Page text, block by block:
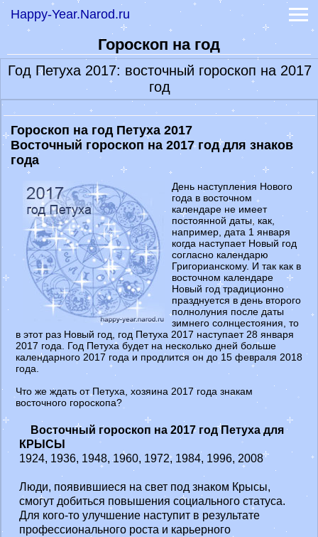
Гороскоп на год
Год Петуха 2017: восточный гороскоп на 2017
год
Гороскоп на год Петуха 2017
Восточный гороскоп на 2017 год для знаков
года
День наступления Нового
года в восточном
календаре не имеет
постоянной даты, как,
например, дата 1 января
когда наступает Новый год
согласно календарю
Григорианскому. И так как в
восточном календаре
Новый год традиционно
празднуется в день второго
полнолуния после даты
зимнего солнцестояния, то
в этот раз Новый год, год Петуха 2017 наступает 28 января
2017 года. Год Петуха будет на несколько дней больше
календарного 2017 года и продлится он до 15 февраля 2018
года.
Что же ждать от Петуха, хозяина 2017 года знакам
восточного гороскопа?
Восточный гороскоп на 2017 год Петуха для
КРЫСЫ
1924, 1936, 1948, 1960, 1972, 1984, 1996, 2008
Люди, появившиеся на свет под знаком Крысы,
смогут добиться повышения социального статуса.
Для кого-то улучшение наступит в результате
профессионального роста и карьерного
Happy-Year.Narod.ru
Книга судеб
-Книга перемен
Книга перемен толкование
-Гадание на рунах
-Гадание на картах
-
Гадание оракул
-Гадание на кубиках
Самые точные гадания
Лунный календарь 2022
Сонник
Значение имени
Эффективные диеты
Праздники 2023
Обои на заставку